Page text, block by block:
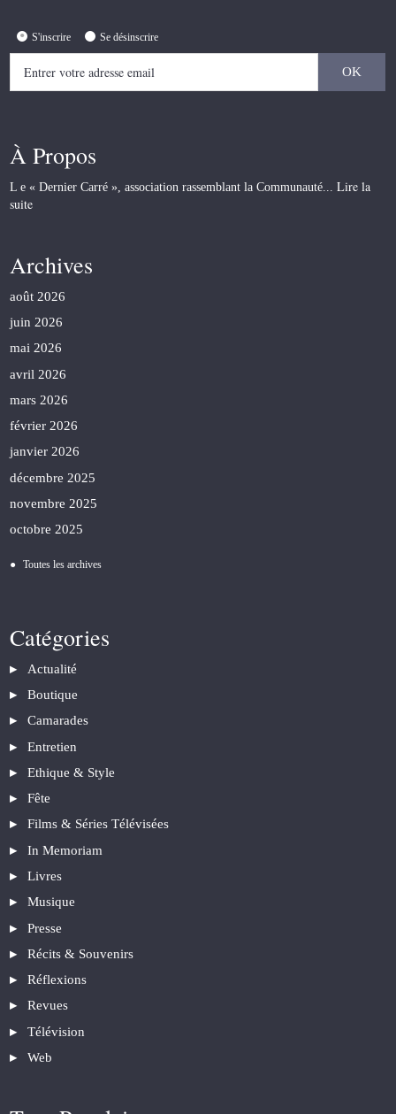
S'inscrire Se désinscrire
À Propos
L e « Dernier Carré », association rassemblant la Communauté... Lire la
suite
Archives
août 2026
juin 2026
mai 2026
avril 2026
mars 2026
février 2026
janvier 2026
décembre 2025
novembre 2025
octobre 2025
Toutes les archives
Catégories
Actualité
Boutique
Camarades
Entretien
Ethique & Style
Fête
Films & Séries Télévisées
In Memoriam
Livres
Musique
Presse
Récits & Souvenirs
Réflexions
Revues
Télévision
Web